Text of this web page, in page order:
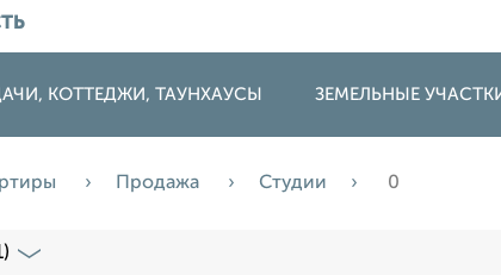
КОТТЕДЖИ, ТАУНХАУСЫ ЗЕМЕЛЬНЫЕ
Продажа Студии 0